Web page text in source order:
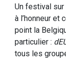
Un festival
à l’honneur et
point la
particulier :
tous les